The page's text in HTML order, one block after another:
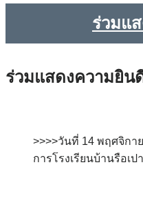
ร่วมแ
ร่วมแสดงความยิน
>>>>วันที่ 14 พฤศจิกา
การโรงเรียนบ้านรือ